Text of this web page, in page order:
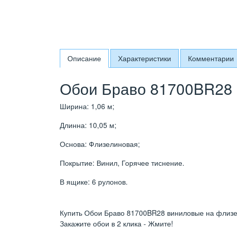
Описание Характеристики Комментарии
Обои Браво
Ширина: 1,06 м;
Длинна: 10,05 м;
Основа: Флизелиновая;
Покрытие: Винил, Горячее тиснение.
В ящике: 6 рулонов.
Купить Обои Браво 81700BR28 виниловые на
Закажите обои в 2 клика - Жмите!